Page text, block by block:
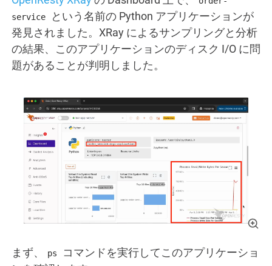
service
という名前の Python アプリケーションが
発見されました。XRay によるサンプリングと分析
の結果、このアプリケーションのディスク I/O に問
題があることが判明しました。
まず、 ps
コマンドを実行してこのアプリケーショ